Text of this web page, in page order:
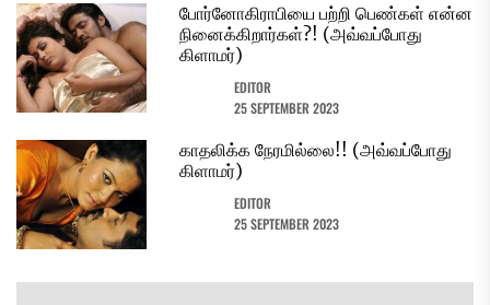
போர்னோகிராபியை பற்றி பெண்கள் என்ன
நினைக்கிறார்கள்?! (அவ்வப்போது
கிளாமர்)
EDITOR
25 SEPTEMBER 2023
காதலிக்க நேரமில்லை!! (அவ்வப்போது
கிளாமர்)
EDITOR
25 SEPTEMBER 2023